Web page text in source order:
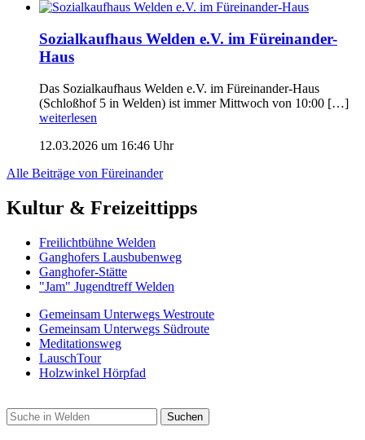
Sozialkaufhaus Welden e.V. im Füreinander-
Haus
Das Sozialkaufhaus Welden e.V. im Füreinander-Haus
(Schloßhof 5 in Welden) ist immer Mittwoch von 10:00 […]
weiterlesen
12.03.2026 um 16:46 Uhr
Alle Beiträge von Füreinander
Kultur & Freizeittipps
Freilicht­bühne Welden
Ganghofers Lausbubenweg
Ganghofer-Stätte
"Jam" Jugendtreff Welden
Gemeinsam Unterwegs Westroute
Gemeinsam Unterwegs Südroute
Meditationsweg
LauschTour
Holzwinkel Hörpfad